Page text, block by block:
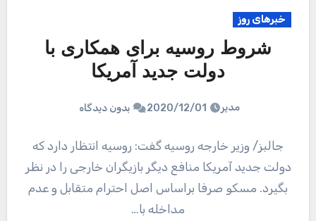
خبرهای روز
شروط روسیه برای همکاری با
دولت جدید آمریکا
مدیر 2020/12/01 بدون دیدگاه
جالبز/ وزیر خارجه روسیه گفت: روسیه انتظار دارد که
دولت جدید آمریکا منافع دیگر بازیگران خارجی را در نظر
بگیرد. مسکو صرفا براساس اصل احترام متقابل و عدم
مداخله با…